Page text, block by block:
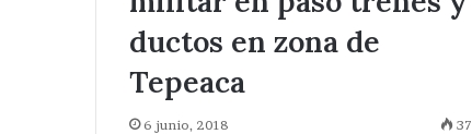
ductos en zona de
Tepeaca
6 junio, 2018 37
Salvador